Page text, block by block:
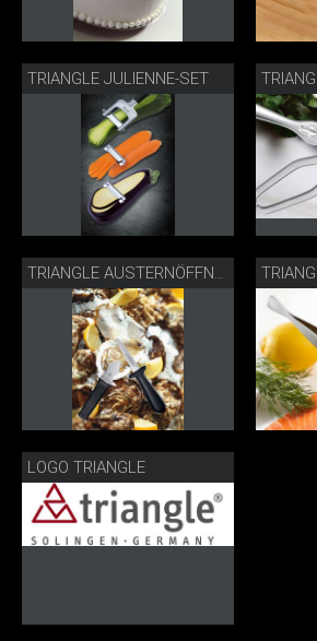
TRIANGLE JULIENNE-SET
TRIANGLE AUSTERNÖFFNER & AUSTERNMESSER
LOGO TRIANGLE